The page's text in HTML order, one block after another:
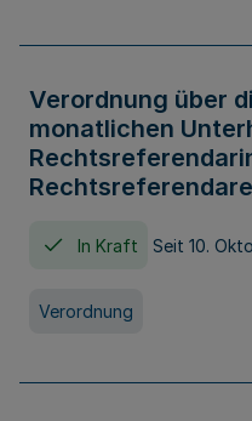
Verordnung über
monatlichen
Rechtsreferendare
In Kraft Seit 10.
Verordnung